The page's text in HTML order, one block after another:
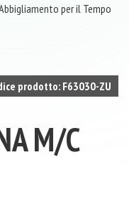
per il Tempo
prodotto: F63030-ZU
M/C